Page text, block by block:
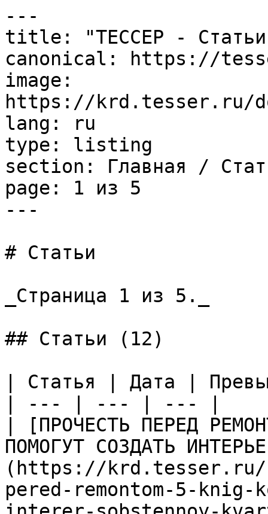
---
title: "ТЕССЕР -
canonical: https://
image:
https://krd.tesser.ru/
lang: ru
type: listing
section: Главная /
page: 1 из 5
---
# Статьи
_Страница 1 из 5._
## Статьи (12)
| Статья | Дата |
| --- | --- | --- |
| [ПРОЧЕСТЬ ПЕРЕД
ПОМОГУТ СОЗДАТЬ
(https://krd.tesser.ru/
pered-remontom-5-knig-